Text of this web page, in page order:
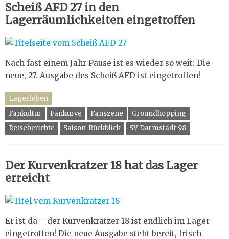
Scheiß AFD 27 in den
Lagerräumlichkeiten eingetroffen
Nach fast einem Jahr Pause ist es wieder so weit: Die
neue, 27. Ausgabe des Scheiß AFD ist eingetroffen!
Lagerleben
Fankultur
Fankurve Fanszene
Groundhopping
Reiseberichte
Saison-Rückblick SV Darmstadt 98
Der Kurvenkratzer 18 hat das Lager
erreicht
Er ist da – der Kurvenkratzer 18 ist endlich im Lager
eingetroffen! Die neue Ausgabe steht bereit, frisch